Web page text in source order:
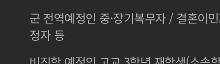
군 전역예정인 중·장기복무자 / 결혼이
정자 등